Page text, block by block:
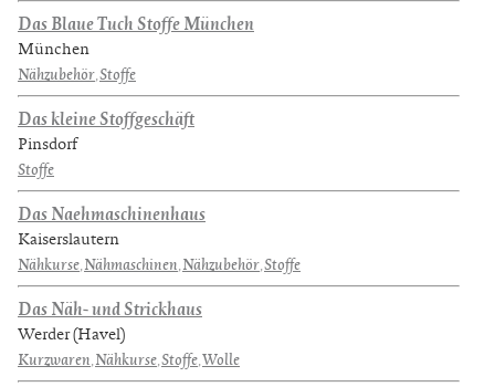
Das Blaue Tuch Stoffe München
München
Nähzubehör,Stoffe
Das kleine Stoffgeschäft
Pinsdorf
Stoffe
Das Naehmaschinenhaus
Kaiserslautern
Nähkurse,Nähmaschinen,Nähzubehör,Stoffe
Das Näh- und Strickhaus
Werder (Havel)
Kurzwaren,Nähkurse,Stoffe,Wolle